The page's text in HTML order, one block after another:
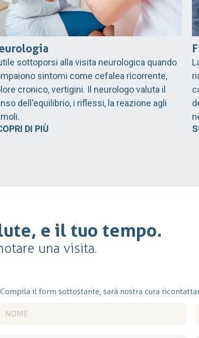
sottoporsi alla visita neurologica quando
sintomi come cefalea ricorrente,
cronico, vertigini. Il neurologo valuta il
dell'equilibrio, i riflessi, la reazione agli
DI PIÙ
e il tuo tempo.
una visita.
Compila il form sottostante, sarà nostra cura